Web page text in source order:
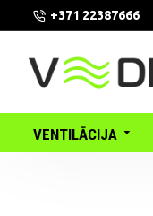
+371 22387666
VENTILĀCIJA